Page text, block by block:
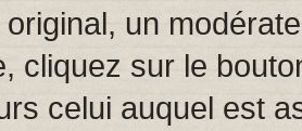
original, un
cliquez sur le
celui auquel est